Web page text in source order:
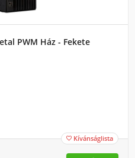
PWM Ház - Fekete
 Kívánságlista